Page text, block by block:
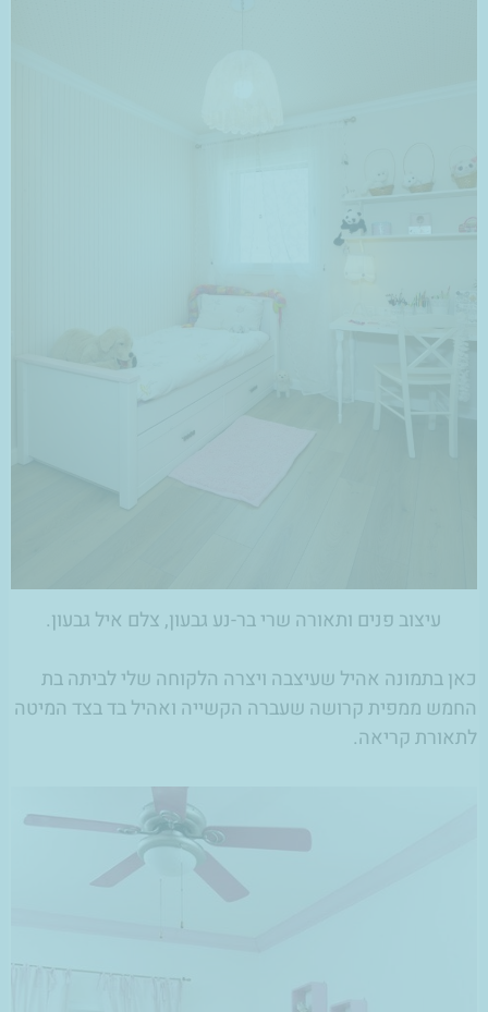
עיצוב פנים ותאורה שרי בר-נע גבעון, צלם איל גבעון.
כאן בתמונה אהיל שעיצבה ויצרה הלקוחה שלי לביתה בת
החמש ממפית קרושה שעברה הקשייה ואהיל בד בצד המיטה
לתאורת קריאה.